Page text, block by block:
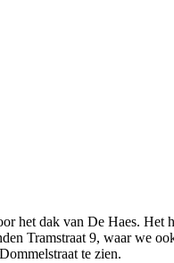
het dak van De Haes. Het
Tramstraat 9, waar we
te zien.